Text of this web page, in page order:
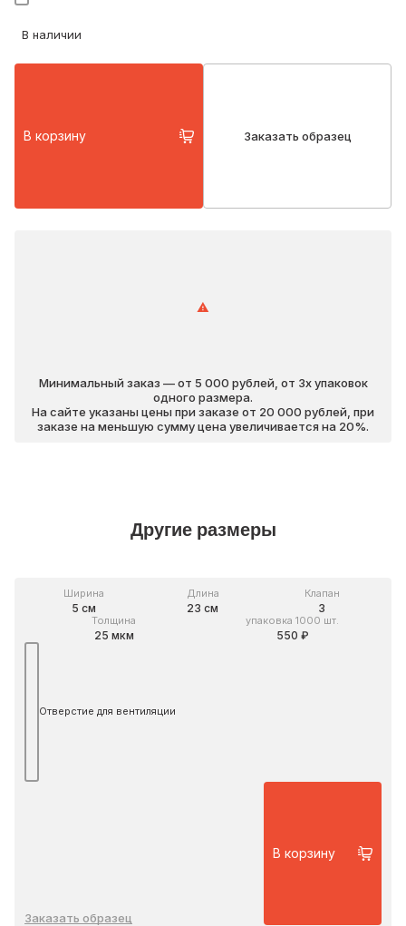
В наличии
В корзину Заказать образец
Минимальный заказ — от 5 000 рублей, от 3х упаковок
одного размера.
На сайте указаны цены при заказе от 20 000 рублей, при
заказе на меньшую сумму цена увеличивается на 20%.
Другие размеры
Ширина
5 см
Длина
23 см
Клапан
3
Толщина
25 мкм
упаковка 1000 шт.
550 ₽
Отверстие для вентиляции
Заказать образец
В корзину